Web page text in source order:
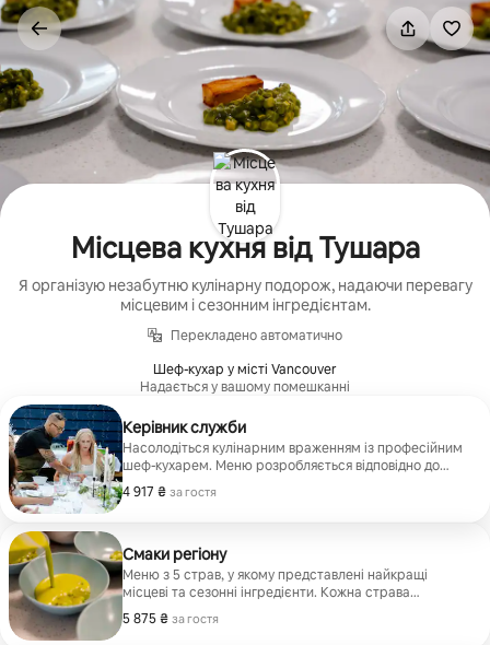
Перейти
до
вмісту
Місцева кухня від Тушара
Я організую незабутню кулінарну подорож, надаючи перевагу
місцевим і сезонним інгредієнтам.
Перекладено автоматично
Шеф-кухар у місті Vancouver
Надається у вашому помешканні
Керівник служби
Насолодіться кулінарним враженням із професійним
шеф-кухарем. Меню розробляється відповідно до
ваших уподобань і дієтичних потреб.
4 917 ₴ за гостя
4 917 ₴ за гостя
Смаки регіону
Меню з 5 страв, у якому представлені найкращі
місцеві та сезонні інгредієнти. Кожна страва
створена для того, щоб підкреслити природні смаки
регіону.
5 875 ₴ за гостя
5 875 ₴ за гостя